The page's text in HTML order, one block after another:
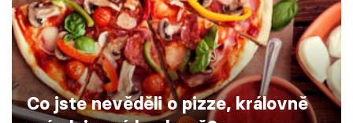
Škola vaření
Recepty z TV
Speciál: Cuketa
Co jste nevěděli o pizze, královně